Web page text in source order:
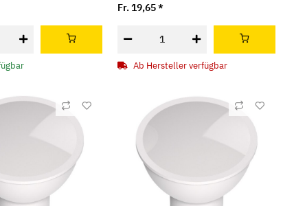
Fr. 19,65*
Ab Hersteller verfügbar